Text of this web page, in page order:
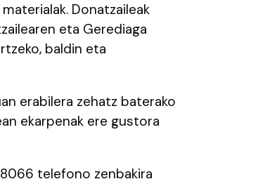
Donatzaileak
eta Gerediaga
baldin eta
erabilera zehatz baterako
ekarpenak ere gustora
telefono zenbakira